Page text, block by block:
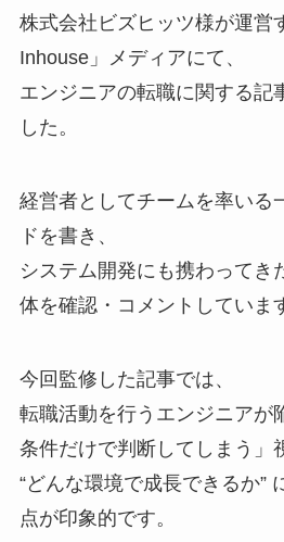
株式会社ビズヒッツ様が運営
Inhouse」メディアにて、
エンジニアの転職に関する記
した。
経営者としてチームを率いる
ドを書き、
システム開発にも携わってき
体を確認・コメントしていま
今回監修した記事では、
転職活動を行うエンジニアが
条件だけで判断してしまう」
“どんな環境で成長できるか”
点が印象的です。